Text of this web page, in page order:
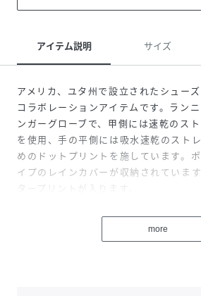
アイテム説明 サイズ
アメリカ、ユタ州で設立されたシュー
コラボレーションアイテムです。ラン
ンガーグローブで、甲側には速乾のス
を使用、手の平側には吸水速乾のスト
めのドットプリントを施しています。
イプのレインカバーが収納されていま
タープリントが入ります。
brand founded in Utah USA. The
are designed for running
more